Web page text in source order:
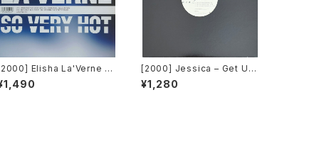
Elisha La'Verne –
Very Hot [Urbanstar]
[2000] Jessica – Get Up
[Restless Records]
¥1,280